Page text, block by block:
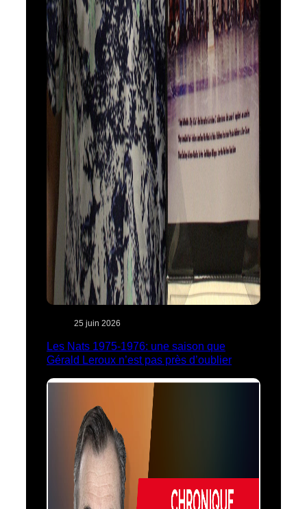
25 juin 2026
Les Nats 1975-1976: une saison que
Gérald Leroux n’est pas près d’oublier